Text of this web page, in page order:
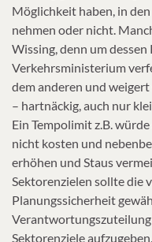
Möglichkeit haben, in
nehmen oder nicht.
Wissing, denn um
Verkehrsministerium
dem anderen und
– hartnäckig, auch nur
Ein Tempolimit z.B.
nicht kosten und
erhöhen und Staus
Sektorenzielen sollte die
Planungssicherheit
Verantwortungszuteilung
Sektorenziele